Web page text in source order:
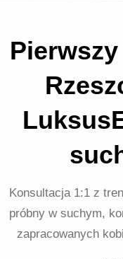
Konsultacja 1:1 z
próbny w suchym,
zapracowanych